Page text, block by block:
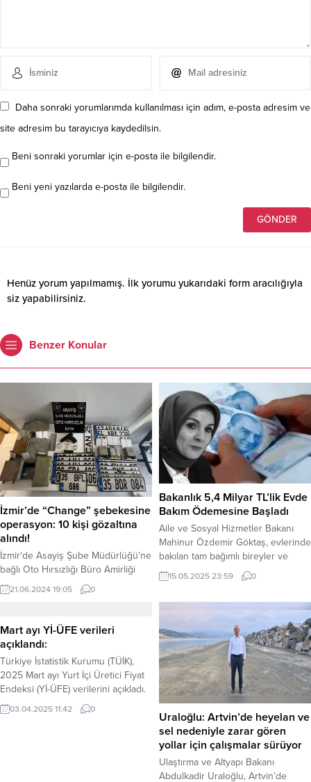
Daha sonraki yorumlarımda kullanılması için adım, e-posta adresim ve
site adresim bu tarayıcıya kaydedilsin.
Beni sonraki yorumlar için e-posta ile bilgilendir.
Beni yeni yazılarda e-posta ile bilgilendir.
Henüz yorum yapılmamış. İlk yorumu yukarıdaki form aracılığıyla
siz yapabilirsiniz.
Benzer Konular
İzmir’de “Change” şebekesine
operasyon: 10 kişi gözaltına
alındı!
İzmir‘de Asayiş Şube Müdürlüğü’ne
bağlı Oto Hırsızlığı Büro Amirliği
ekipleri tarafından gerçekleştirilen
eş zamanlı operasyonda, “change”
değiştirme şebekesine yönelik
operasyonda 10 şüpheli gözaltına
alındı. Operasyonda, ağır hasarlı
araçların motor ve şasi
numaralarının yurt dışından
getirilen araçlar üzerine özel
yöntemlerle değiştirilerek “change”
21.06.2024 19:05 0
Bakanlık 5,4 Milyar TL’lik Evde
Bakım Ödemesine Başladı
Aile ve Sosyal Hizmetler Bakanı
Mahinur Özdemir Göktaş, evlerinde
bakılan tam bağımlı bireyler ve
ailelerine ekonomik destek
sağlamak amacıyla, bu ay toplam
hesaplara yatırılmaya başlandığını
açıkladı. Aile ve Sosyal Hizmetler
Bakanı Mahinur Özdemir Göktaş,
bakanlık tarafından sunulan en
önemli aile odaklı bakım...
15.05.2025 23:59 0
Mart ayı Yİ-ÜFE verileri
açıklandı:
Türkiye İstatistik Kurumu (TÜİK),
2025 Mart ayı Yurt İçi Üretici Fiyat
Endeksi (Yİ-ÜFE) verilerini açıkladı.
Buna göre, Yİ-ÜFE Mart ayında yıllık
%23,50, aylık ise %1,88 oranında
03.04.2025 11:42 0
Uraloğlu: Artvin’de heyelan ve
sel nedeniyle zarar gören
yollar için çalışmalar sürüyor
Ulaştırma ve Altyapı Bakanı
Abdulkadir Uraloğlu, Artvin’de